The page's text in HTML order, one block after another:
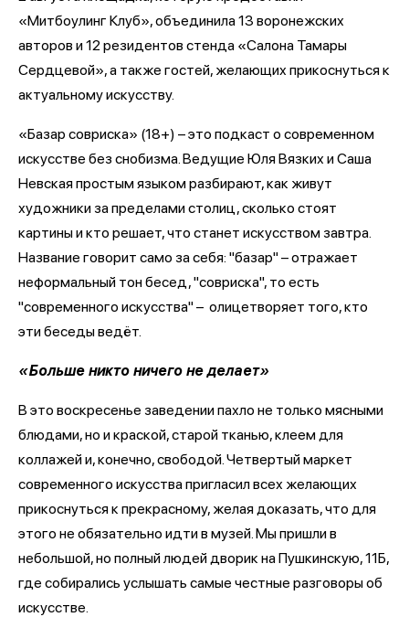
«Митбоулинг Клуб», объединила 13 воронежских
авторов и 12 резидентов стенда «Салона Тамары
Сердцевой», а также гостей, желающих прикоснуться к
актуальному искусству.
«Базар совриска» (18+) – это подкаст о современном
искусстве без снобизма. Ведущие Юля Вязких и Саша
Невская простым языком разбирают, как живут
художники за пределами столиц, сколько стоят
картины и кто решает, что станет искусством завтра.
Название говорит само за себя: "базар" – отражает
неформальный тон бесед, "совриска", то есть
"современного искусства" – олицетворяет того, кто
эти беседы ведёт.
«Больше никто ничего не делает»
В это воскресенье заведении пахло не только мясными
блюдами, но и краской, старой тканью, клеем для
коллажей и, конечно, свободой. Четвертый маркет
современного искусства пригласил всех желающих
прикоснуться к прекрасному, желая доказать, что для
этого не обязательно идти в музей. Мы пришли в
небольшой, но полный людей дворик на Пушкинскую, 11Б,
где собирались услышать самые честные разговоры об
искусстве.